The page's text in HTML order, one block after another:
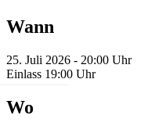
Wann
25. Juli 2026 - 20:00 Uhr
Einlass 19:00 Uhr
Wo